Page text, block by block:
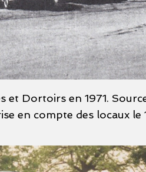
et Dortoirs en 1971.
en compte des locaux le